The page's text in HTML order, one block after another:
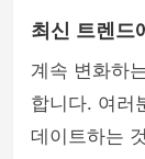
최신 트렌드
계속 변화하
합니다. 여러
데이트하는